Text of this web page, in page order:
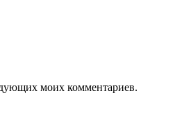
моих комментариев.